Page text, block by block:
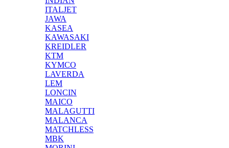
ITALJET
JAWA
KASEA
KAWASAKI
KREIDLER
KTM
KYMCO
LAVERDA
LEM
LONCIN
MAICO
MALAGUTTI
MALANCA
MATCHLESS
MBK